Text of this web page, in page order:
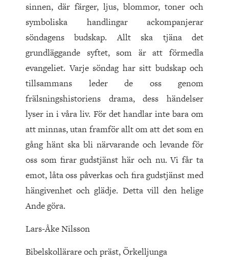
sinnen, där färger, ljus, blommor, toner och
symboliska handlingar ackompanjerar
söndagens budskap. Allt ska tjäna det
grundläggande syftet, som är att förmedla
evangeliet. Varje söndag har sitt budskap och
tillsammans leder de oss genom
frälsningshistoriens drama, dess händelser
lyser in i våra liv. För det handlar inte bara om
att minnas, utan framför allt om att det som en
gång hänt ska bli närvarande och levande för
oss som firar gudstjänst här och nu. Vi får ta
emot, låta oss påverkas och fira gudstjänst med
hängivenhet och glädje. Detta vill den helige
Ande göra.
Lars-Åke Nilsson
Bibelskollärare och präst, Örkelljunga